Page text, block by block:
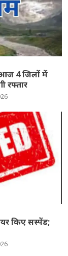
4 जिलों में
रफ्तार
किए सस्पेंड;